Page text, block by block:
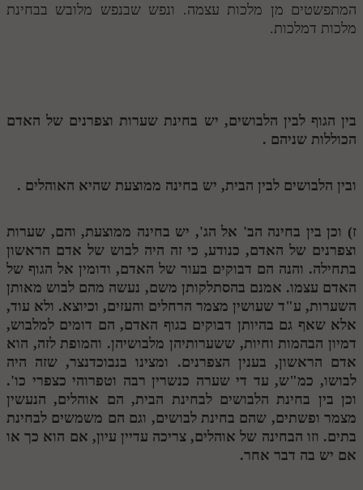
המתפשטים מן מלכות עצמה. ונפש שבנפש מלובש בבחינת
מלכות דמלכות.
בין הגוף לבין הלבושים, יש בחינת שערות וצפרנים של האדם
הכוללות שניהם .
ובין הלבושים לבין הבית, יש בחינה ממוצעת שהיא האוהלים .
ז) וכן בין בחינה הב' אל הג', יש בחינה ממוצעת, והם, שערות
וצפרנים של האדם, כנודע, כי זה היה לבוש של אדם הראשון
בתחילה. והנה הם דבוקים בעור של האדם, ודומין אל הגוף של
האדם עצמו. אמנם בהסתלקותן משם, נעשה מהם לבוש מאותן
השערות, ע"ד שעושין מצמר הרחלים והעזים, וכיוצא. ולא עוד,
אלא שאף גם בהיותן דבוקים בגוף האדם, הם דומים למלבוש,
דמיון הבהמות וחיות, ששערותיהן מלבושיהן. והמופת לזה, הוא
אדם הראשון, בענין הצפרנים. ומצינו בנבוכדנצר, שזה היה
לבושו, כמ"ש, עד די שערה כנשרין רבה וטפרוהי כצפרי כו'.
וכן בין בחינת הלבושים לבחינת הבית, הם אוהלים, הנעשין
מצמר ופשתים, שהם בחינת לבושים, וגם הם משמשים לבחינת
בתים. וזו הבחינה של אוהלים, צריכה עדיין עיון, אם הוא כך או
אם יש בה דבר אחר.